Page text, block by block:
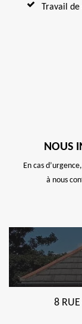
Travail
NOUS
En cas
à nous
8